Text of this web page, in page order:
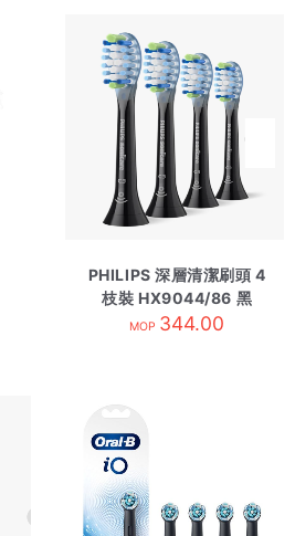
PHILIPS 深層清潔刷頭 4
枝裝 HX9044/86 黑
MOP 344.00